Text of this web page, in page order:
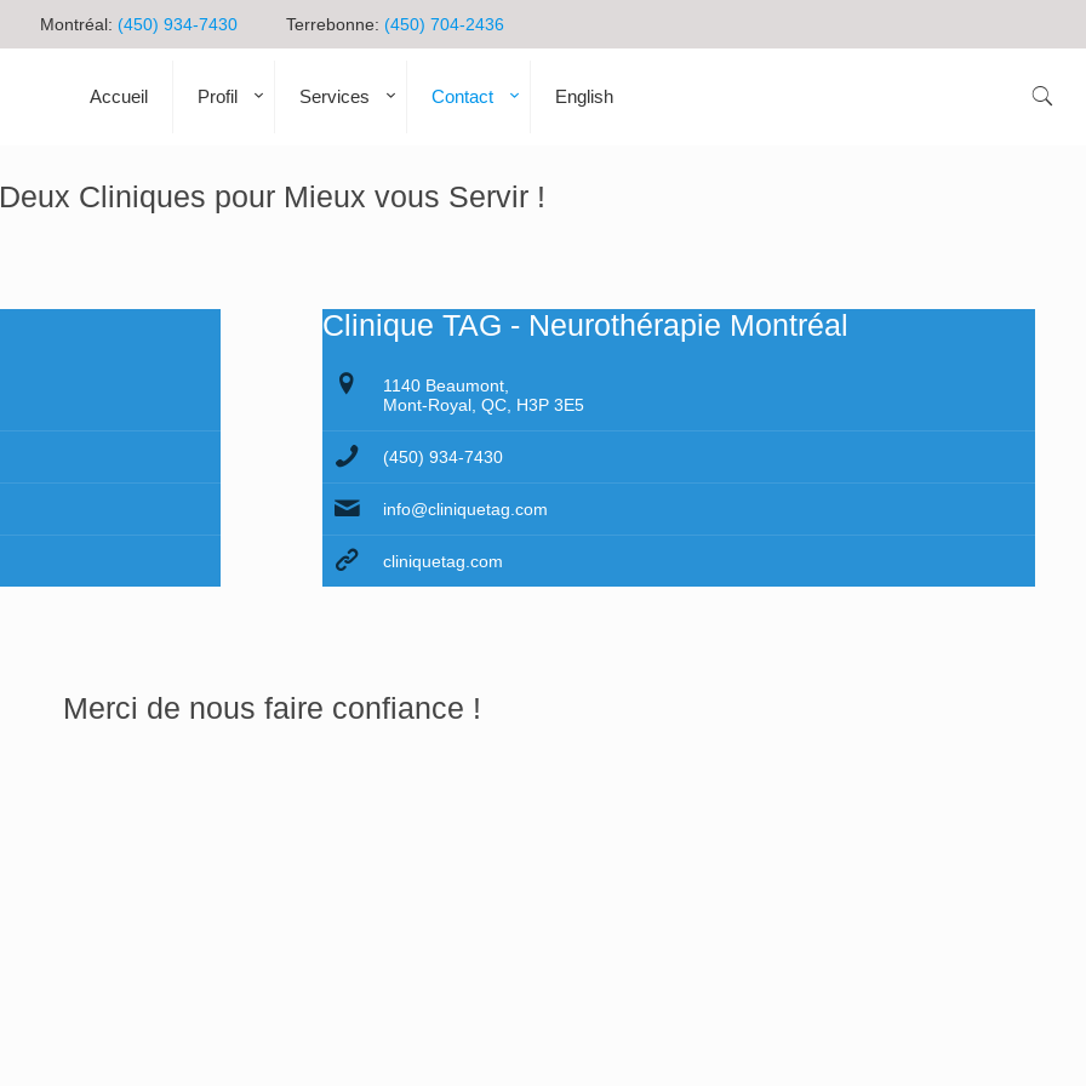
Montréal: (450) 934-7430 Terrebonne: (450) 704-2436
Accueil Profil Services Contact English
Deux Cliniques pour Mieux vous Servir !
Clinique TAG - Neurothérapie Montréal
1140 Beaumont,
Mont-Royal, QC, H3P 3E5
(450) 934-7430
info@cliniquetag.com
cliniquetag.com
Merci de nous faire confiance !